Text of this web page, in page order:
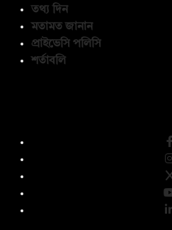
তথ্য দিন
মতামত জানান
প্রাইভেসি পলিসি
শর্তাবলি